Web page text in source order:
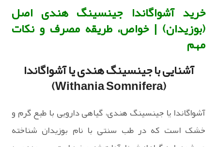
خرید آشواگاندا جینسینگ هندی اصل
(بوزیدان) | خواص، طریقه مصرف و نکات
مهم
آشنایی با جینسینگ هندی یا آشواگاندا
(Withania Somnifera)
آشواگاندا یا جینسینگ هندی، گیاهی دارویی با طبع گرم و
خشک است که در طب سنتی با نام بوزیدان شناخته